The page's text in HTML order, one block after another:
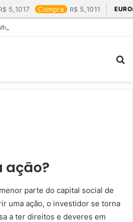
5,1017 Compra 5,1011
que mais valem a pena
ação?
parte do capital social de
uma ação, o investidor se torna
a ter direitos e deveres em